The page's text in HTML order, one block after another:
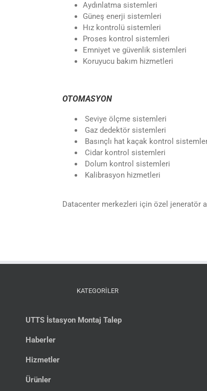
Aydınlatma sistemleri
Güneş enerji sistemleri
Hız kontrolü sistemleri
Proses kontrol sistemleri
Emniyet ve güvenlik sistemleri
Koruyucu bakım hizmetleri
OTOMASYON
Seviye ölçme sistemleri
Gaz dedektör sistemleri
Basınçlı hat kaçak kontrol
Cidar kontrol sistemleri
Dolum kontrol sistemleri
Kalibrasyon hizmetleri
Datacenter merkezleri için özel jeneratör
KATEGORİLER
UTTS İstasyon Montaj Talep
Haberler
Hizmetler
Ürünler